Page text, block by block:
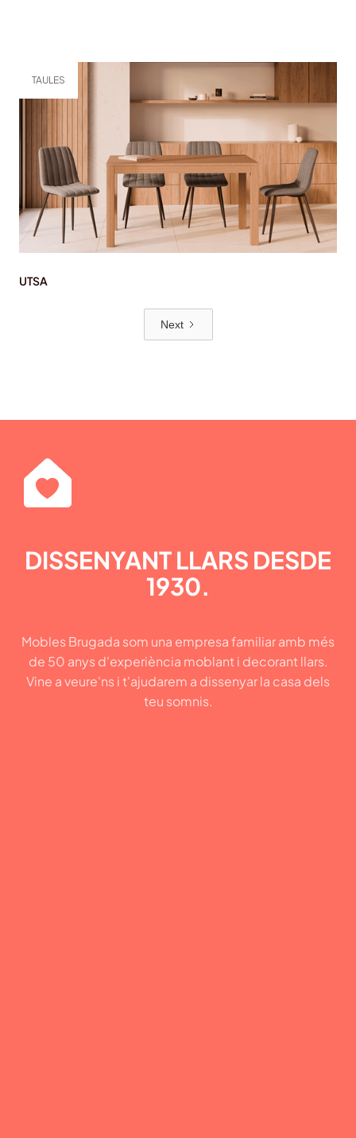
UTSA
TAULES
Next
DISSENYANT LLARS DESDE
1930.
Mobles Brugada som una empresa familiar amb més
de 50 anys d'experiència moblant i decorant llars.
Vine a veure'ns i t'ajudarem a dissenyar la casa dels
teu somnis.